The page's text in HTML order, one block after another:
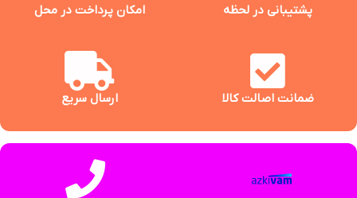
پشتیبانی در لحظه امکان پرداخت در محل
ضمانت اصالت کالا ارسال سریع